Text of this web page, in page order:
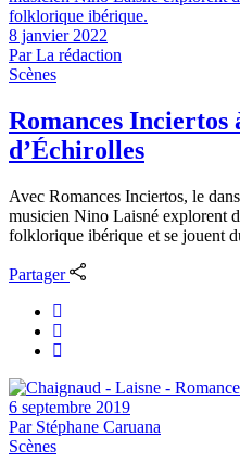
8 janvier 2022
ParLa rédaction
Scènes
Romances Inciertos
d’Échirolles
Avec Romances Inciertos, le
musicien Nino Laisné explorent
folklorique ibérique et se jouent
Partager
6 septembre 2019
Par Stéphane Caruana
Scènes